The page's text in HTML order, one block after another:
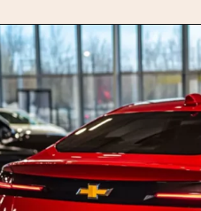
Opening